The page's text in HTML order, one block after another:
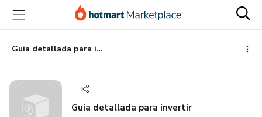
principal
página
de
página
Guia detallada para invertir
Guia detallada para invertir